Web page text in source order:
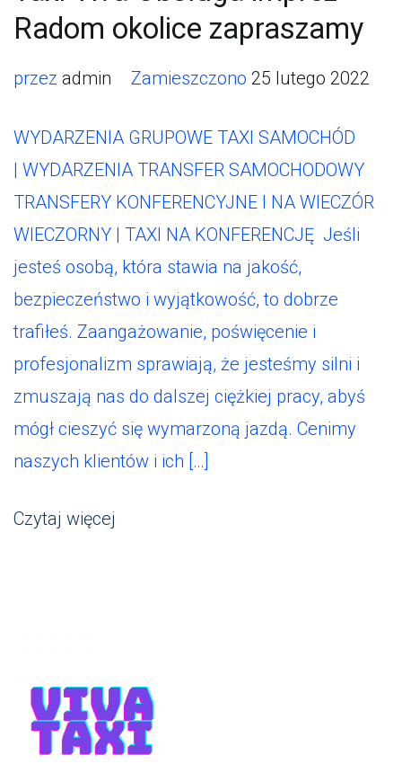
Radom okolice zapraszamy
przez admin Zamieszczono 25 lutego 2022
WYDARZENIA GRUPOWE TAXI SAMOCHÓD
| WYDARZENIA TRANSFER SAMOCHODOWY
TRANSFERY KONFERENCYJNE I NA WIECZÓR
WIECZORNY | TAXI NA KONFERENCJĘ Jeśli
jesteś osobą, która stawia na jakość,
bezpieczeństwo i wyjątkowość, to dobrze
trafiłeś. Zaangażowanie, poświęcenie i
profesjonalizm sprawiają, że jesteśmy silni i
zmuszają nas do dalszej ciężkiej pracy, abyś
mógł cieszyć się wymarzoną jazdą. Cenimy
naszych klientów i ich […]
Czytaj więcej